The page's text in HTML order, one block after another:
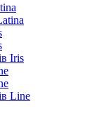
Iris
Line